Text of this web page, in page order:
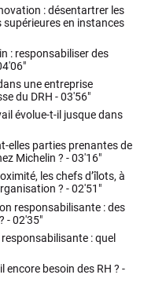
: désentartrer les
en instances
: responsabiliser des
une entreprise
du DRH -03'56"
évolue-t-il jusque dans
elles parties prenantes de
Michelin ? -03'16"
les chefs d’îlots, à
? -02'51"
responsabilisante : des
-02'35"
: quel
encore besoin des RH ? -